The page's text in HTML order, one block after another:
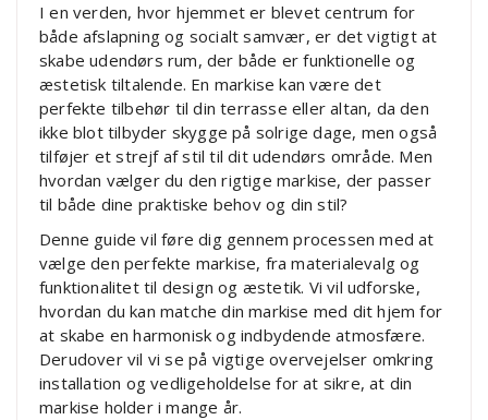
I en verden, hvor hjemmet er blevet centrum for
både afslapning og socialt samvær, er det vigtigt at
skabe udendørs rum, der både er funktionelle og
æstetisk tiltalende. En markise kan være det
perfekte tilbehør til din terrasse eller altan, da den
ikke blot tilbyder skygge på solrige dage, men også
tilføjer et strejf af stil til dit udendørs område. Men
hvordan vælger du den rigtige markise, der passer
til både dine praktiske behov og din stil?
Denne guide vil føre dig gennem processen med at
vælge den perfekte markise, fra materialevalg og
funktionalitet til design og æstetik. Vi vil udforske,
hvordan du kan matche din markise med dit hjem for
at skabe en harmonisk og indbydende atmosfære.
Derudover vil vi se på vigtige overvejelser omkring
installation og vedligeholdelse for at sikre, at din
markise holder i mange år.